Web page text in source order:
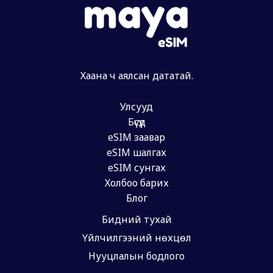
Хаана ч аялсан дататай.
Улсууд
Бүсүүд
eSIM заавар
eSIM шалгах
eSIM сунгах
Холбоо барих
Блог
Бидний тухай
Үйлчилгээний нөхцөл
Нууцлалын бодлого